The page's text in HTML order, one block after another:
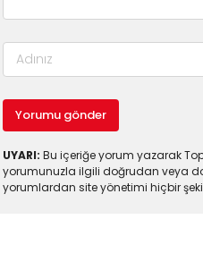
Yorumu gönder
UYARI: Bu içeriğe yorum yazarak
yorumunuzla ilgili doğrudan veya
yorumlardan site yönetimi hiçbir